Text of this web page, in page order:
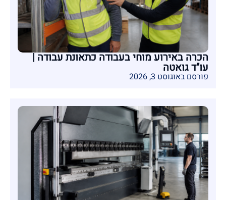
הכרה באירוע מוחי בעבודה כתאונת עבודה |
עו"ד גואטה
פורסם באוגוסט 3, 2026